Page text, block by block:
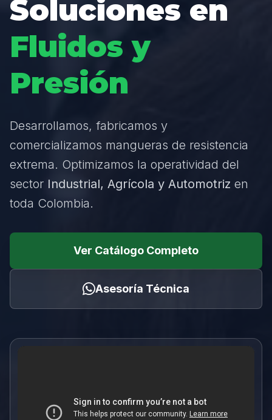
Soluciones en
Fluidos y
Presión
Desarrollamos, fabricamos y
comercializamos mangueras de resistencia
extrema. Optimizamos la operatividad del
sector Industrial, Agrícola y Automotriz en
toda Colombia.
Ver Catálogo Completo
Asesoría Técnica